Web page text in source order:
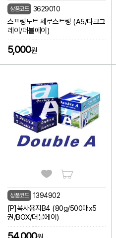
상품코드 3629010
스프링노트 세로스트링 (A5/다크그
레이/더블에이)
5,000원
상품코드 1394902
[P]복사용지B4 (80g/500매x5
권/BOX/더블에이)